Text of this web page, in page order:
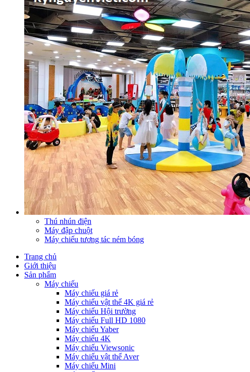
Thú nhún điện
Máy đập chuột
Máy chiếu tương tác ném bóng
Trang chủ
Giới thiệu
Sản phẩm
Máy chiếu
Máy chiếu giá rẻ
Máy chiếu vật thể 4K giá rẻ
Máy chiếu Hội trường
Máy chiếu Full HD 1080
Máy chiếu Yaber
Máy chiếu 4K
Máy chiếu Viewsonic
Máy chiếu vật thể Aver
Máy chiếu Mini